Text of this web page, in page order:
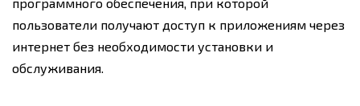
пользователи получают доступ к приложениям через
интернет без необходимости установки и
обслуживания.